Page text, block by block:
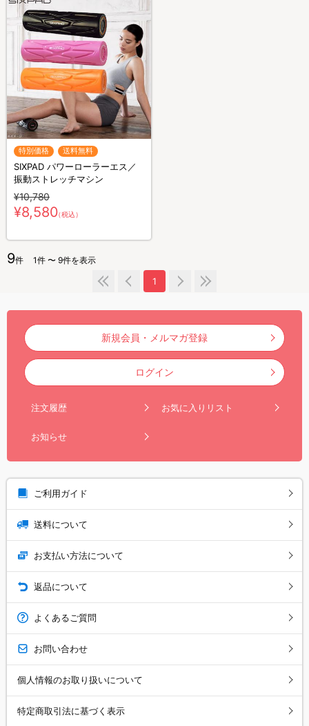
特別価格 送料無料
SIXPAD パワーローラーエス／
振動ストレッチマシン
¥10,780
¥8,580（税込）
9件 1件 〜 9件を表示
1
新規会員・メルマガ登録
ログイン
注文履歴 お気に入りリスト
お知らせ
ご利用ガイド
送料について
お支払い方法について
返品について
よくあるご質問
お問い合わせ
個人情報のお取り扱いについて
特定商取引法に基づく表示